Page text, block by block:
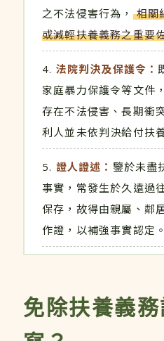
之不法侵害行為，
相關
或減輕扶養義務之重要
法院判決及保護令：
家庭暴力保護令等文件
存在不法侵害、長期衝
利人並未依判決給付扶
證人證述： 鑒於未盡
事實，常發生於久遠過
保存，故得由親屬、鄰
作證，以補強事實認定。
免除扶養義